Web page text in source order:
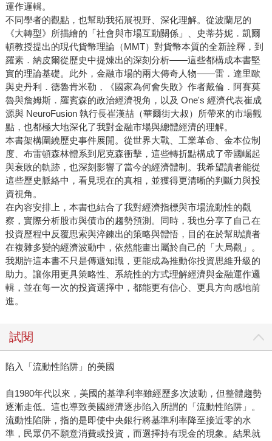
運作邏輯。
不同學者的觀點，也幫助我拓展視野、深化理解。從波蘭尼的
《大轉型》所描繪的「社會與市場互動關係」、史蒂芬妮．凱爾
頓教授提出的現代貨幣理論（MMT）對貨幣本質的全新詮釋，到
羅素．納皮爾從歷史中提煉出的深刻分析——這些都構成本書堅
實的理論基礎。此外，金融市場的兩大傳奇人物——雷．達里歐
與史丹利．德魯肯米勒，《國家為何會失敗》作者戴倫．阿賽莫
魯與詹姆斯．羅賓森的政治經濟視角，以及 One's 經濟代表崔成
源與 NeuroFusion 執行長崔漢喆（華爾街大叔）所帶來的市場觀
點，也都極大地深化了我對金融市場與總體經濟的理解。
本書架構圍繞歷史事件展開。從世界大戰、工業革命、金本位制
度、布雷頓森林體系到尼克森衝擊，這些轉折點構成了帝國崛起
與衰敗的軌跡，也深刻影響了當今的經濟體制。我希望讀者能從
這些歷史脈絡中，看見現在的真相，並獲得更清晰的判斷力與投
資視角。
在內容安排上，本書也結合了我對經濟指標與市場流動性的觀
察，實際分析股市與債市的趨勢預測。同時，我也分享了自己在
投資歷程中反覆思索與淬鍊出的策略與體悟，目的在於幫助讀者
在複雜多變的經濟波動中，依然能畫出屬於自己的「大局觀」。
我期許這本書不只是傳遞知識，更能成為推動你投資思維升級的
助力。讓你用更具策略性、系統性的方式理解經濟與金融運作邏
輯，並在每一次的投資選擇中，都能更有信心、更具方向感地前
進。
試閱
陷入「流動性陷阱」的美國
自1980年代以來，美國的基準利率雖經歷多次波動，但整體趨勢
逐漸走低。這也導致美國經濟逐步陷入所謂的「流動性陷阱」。
流動性陷阱，指的是即使中央銀行將基準利率降至接近零的水
準，民眾仍不願意消費或投資，而選擇持有現金的現象。結果就